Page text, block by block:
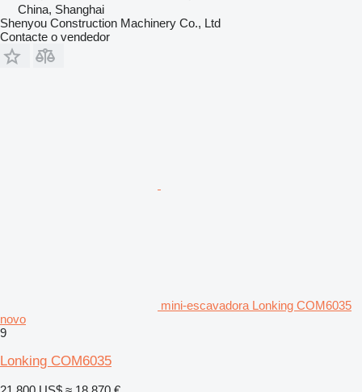
China, Shanghai
Shenyou Construction Machinery Co., Ltd
Contacte o vendedor
mini-escavadora Lonking COM6035
novo
9
Lonking COM6035